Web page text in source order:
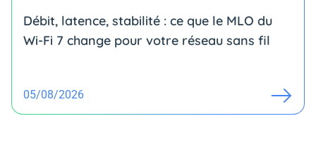
Débit, latence, stabilité : ce que le MLO du
Wi-Fi 7 change pour votre réseau sans fil
05/08/2026